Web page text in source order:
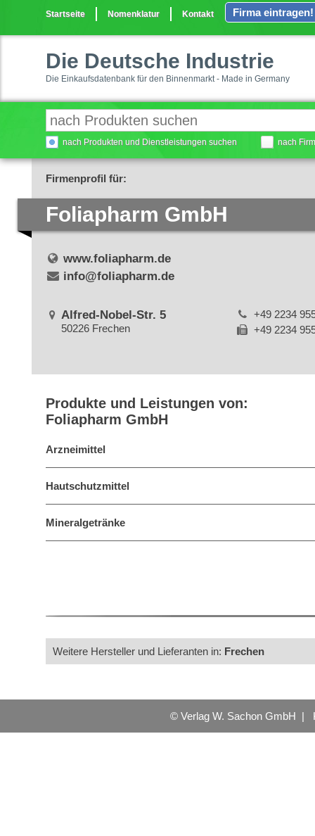
Startseite Nomenklatur Kontakt Firma eintragen!
Die Deutsche Industrie
Die Einkaufsdatenbank für den Binnenmarkt - Made in Germany
nach Produkten und Dienstleistungen suchen nach
Firmenprofil für:
Foliapharm GmbH
www.foliapharm.de
info@foliapharm.de
Alfred-Nobel-Str. 5
50226 Frechen
+49 2234
+49 2234
Produkte und Leistungen von:
Foliapharm GmbH
Arzneimittel
Hautschutzmittel
Mineralgetränke
Weitere Hersteller und Lieferanten in: Frechen
© Verlag W. Sachon GmbH |